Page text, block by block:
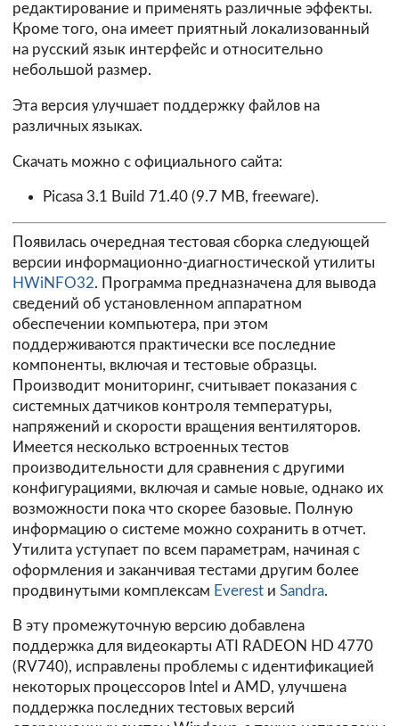
редактирование и применять различные эффекты.
Кроме того, она имеет приятный локализованный
на русский язык интерфейс и относительно
небольшой размер.
Эта версия улучшает поддержку файлов на
различных языках.
Скачать можно с официального сайта:
Picasa 3.1 Build 71.40(9.7 MB, freeware).
Появилась очередная тестовая сборка следующей
версии информационно-диагностической утилиты
HWiNFO32. Программа предназначена для вывода
сведений об установленном аппаратном
обеспечении компьютера, при этом
поддерживаются практически все последние
компоненты, включая и тестовые образцы.
Производит мониторинг, считывает показания с
системных датчиков контроля температуры,
напряжений и скорости вращения вентиляторов.
Имеется несколько встроенных тестов
производительности для сравнения с другими
конфигурациями, включая и самые новые, однако их
возможности пока что скорее базовые. Полную
информацию о системе можно сохранить в отчет.
Утилита уступает по всем параметрам, начиная с
оформления и заканчивая тестами другим более
продвинутыми комплексам Everest и Sandra.
В эту промежуточную версию добавлена
поддержка для видеокарты ATI RADEON HD 4770
(RV740), исправлены проблемы с идентификацией
некоторых процессоров Intel и AMD, улучшена
поддержка последних тестовых версий